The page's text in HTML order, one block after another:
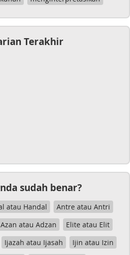
Terakhir
sudah benar?
atau Handal
Antre atau Antri
Azan atau Adzan
Elite atau Elit
Ijazah atau Ijasah
Ijin atau Izin